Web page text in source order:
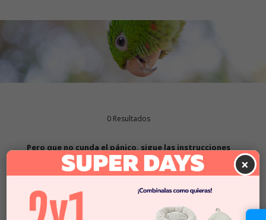
×
0 Resultados
Pero que no cunda el pánico, sigue las instrucciones
1. Revisa que la búsqueda no tenga errores ortográficos
2. Prueba a volver a buscar con palabras más específicas
3. Vuelve a nuestra
homey prueba de nuevo
¡Todos los caminos llevan a Roma! :)